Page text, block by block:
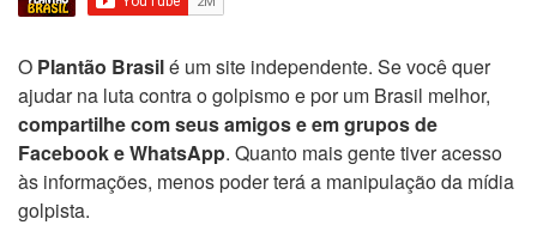
O Plantão Brasilé um site independente. Se você quer
ajudar na luta contra o golpismo e por um Brasil melhor,
compartilhe com seus amigos e em grupos de
Facebook e WhatsApp. Quanto mais gente tiver acesso
às informações, menos poder terá a manipulação da mídia
golpista.